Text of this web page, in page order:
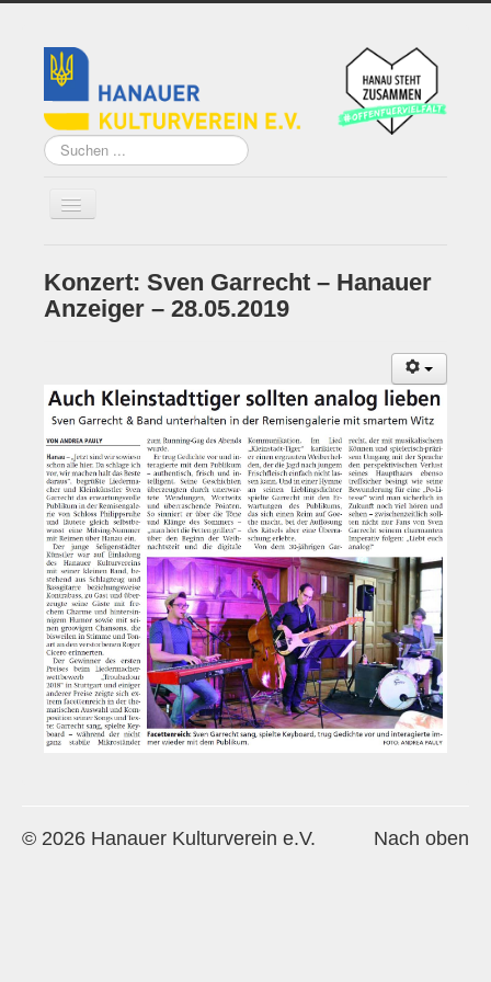
Suchen
...
Home
Über uns
Künstler*innen der
Remise
Grundsatzprogramm
Historie
Impressum
Mitglieder-Info
Sonderpreis Kultur
Veranstaltungen
Aktuell
Archiv
Konzert: Sven Garrecht – Hanauer
Anzeiger – 28.05.2019
Nach oben
© 2026 Hanauer Kulturverein e.V.